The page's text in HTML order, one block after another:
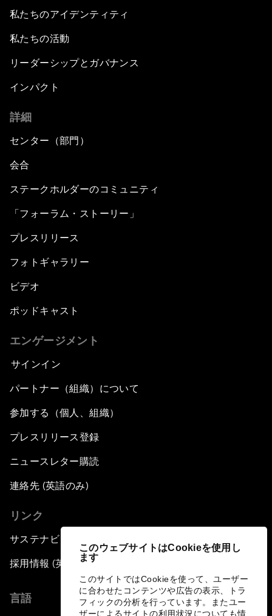
このウェブサイトはCookieを使用し
ます
このサイトではCookieを使って、ユーザー
に合わせたコンテンツや広告の表示、トラ
フィックの分析を行っています。またユー
ザーによるサイトの利用状況についても情
私たちのアイデンティティ
私たちの活動
リーダーシップとガバナンス
インパクト
詳細
センター（部門）
会合
ステークホルダーのコミュニティ
「フォーラム・ストーリー」
プレスリリース
フォトギャラリー
ビデオ
ポッドキャスト
エンゲージメント
サインイン
パートナー（組織）について
参加する（個人、組織）
プレスリリース登録
ニュースレター購読
連絡先 (英語のみ)
リンク
サステナビリティへの取り組み
採用情報 (英語のみ)
言語